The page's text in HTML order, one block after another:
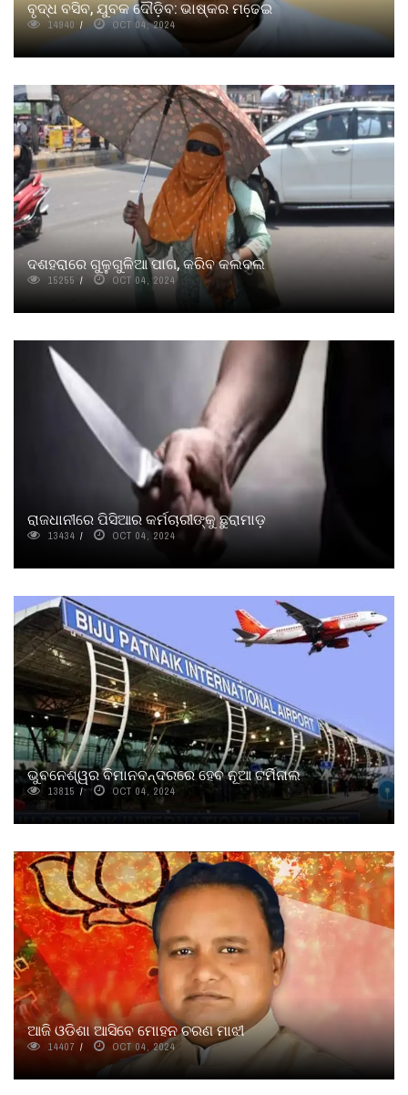
ବୃଦ୍ଧ ବସିବ, ଯୁବକ ଦୌଡ଼ିବ: ଭାଷ୍କର ମଢେ଼ଇ
14940 OCT 04, 2024
ଦଶହରାରେ ଗୁଳୁଗୁଳିଆ ପାଗ, କରିବ କଲବଲ
15255 OCT 04, 2024
ରାଜଧାନୀରେ ପିସିଆର କର୍ମଚାରୀଙ୍କୁ ଛୁରାମାଡ଼
13434 OCT 04, 2024
ଭୁବନେଶ୍ୱର ବିମାନବନ୍ଦରରେ ହେବ ନୂଆ ଟର୍ମିନାଲ
13815 OCT 04, 2024
ଆଜି ଓଡିଶା ଆସିବେ ମୋହନ ଚରଣ ମାଝୀ
14407 OCT 04, 2024